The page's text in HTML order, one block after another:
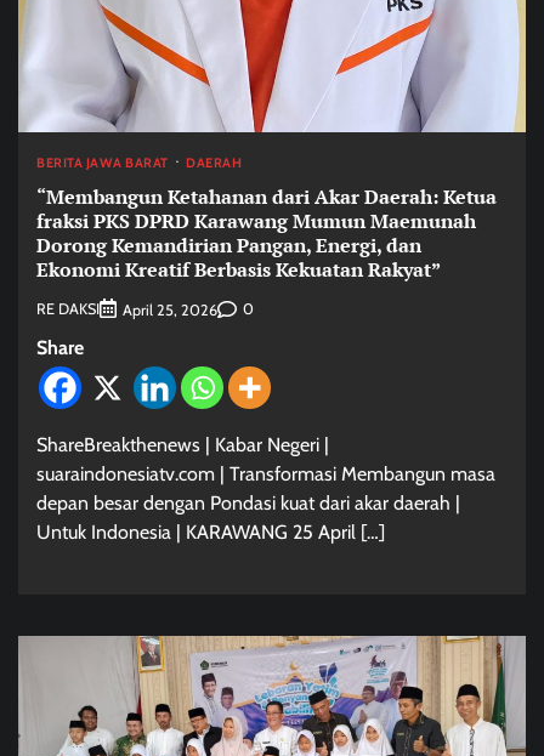
BERITA JAWA BARAT DAERAH
“Membangun Ketahanan dari Akar Daerah: Ketua
fraksi PKS DPRD Karawang Mumun Maemunah
Dorong Kemandirian Pangan, Energi, dan
Ekonomi Kreatif Berbasis Kekuatan Rakyat”
RE DAKSI April 25, 2026 0
Share
ShareBreakthenews | Kabar Negeri |
suaraindonesiatv.com | Transformasi Membangun masa
depan besar dengan Pondasi kuat dari akar daerah |
Untuk Indonesia | KARAWANG 25 April […]